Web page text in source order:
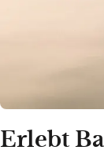
Erlebt